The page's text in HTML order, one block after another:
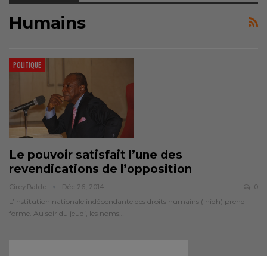
Humains
POLITIQUE
Le pouvoir satisfait l’une des
revendications de l’opposition
Cirey.balde Déc 26, 2014 0
L’Institution nationale indépendante des droits humains (Inidh) prend
forme. Au soir du jeudi, les noms…